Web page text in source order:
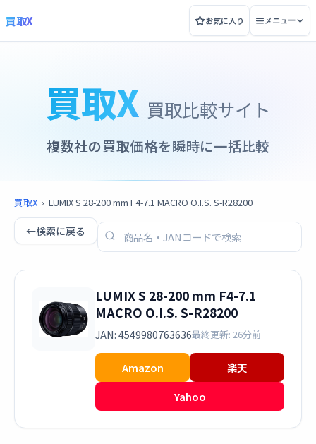
買取X お気に入り メニュー
買取X 買取比較サイト
複数社の買取価格を瞬時に一括比較
買取X › LUMIX S 28-200 mm F4-7.1 MACRO O.I.S. S-R28200
←検索に戻る
LUMIX S 28-200 mm F4-7.1
MACRO O.I.S. S-R28200
JAN: 4549980763636最終更新: 26分前
Amazon
楽天
Yahoo